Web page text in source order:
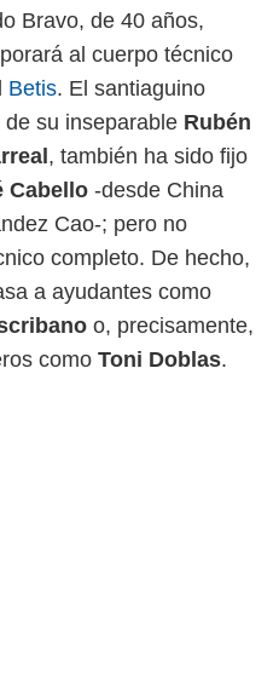
Bravo, de 40 años,
al cuerpo técnico
Betis. El santiaguino
su inseparable Rubén
, también ha sido fijo
Cabello -desde China
Cao-; pero no
completo. De hecho,
a ayudantes como
o, precisamente,
como Toni Doblas.